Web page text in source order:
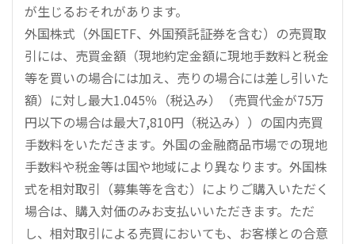
が生じるおそれがあります。
外国株式（外国ETF、外国預託証券を含む）の売買取
引には、売買金額（現地約定金額に現地手数料と税金
等を買いの場合には加え、売りの場合には差し引いた
額）に対し最大1.045％（税込み）（売買代金が75万
円以下の場合は最大7,810円（税込み））の国内売買
手数料をいただきます。外国の金融商品市場での現地
手数料や税金等は国や地域により異なります。外国株
式を相対取引（募集等を含む）によりご購入いただく
場合は、購入対価のみお支払いいただきます。ただ
し、相対取引による売買においても、お客様との合意